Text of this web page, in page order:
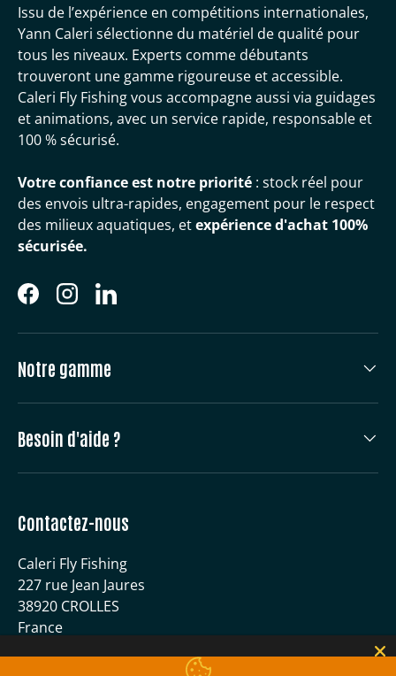
Issu de l’expérience en compétitions internationales,
Yann Caleri sélectionne du matériel de qualité pour
tous les niveaux. Experts comme débutants
trouveront une gamme rigoureuse et accessible.
Caleri Fly Fishing vous accompagne aussi via guidages
et animations, avec un service rapide, responsable et
100 % sécurisé.
Votre confiance est notre priorité : stock réel pour
des envois ultra-rapides, engagement pour le respect
des milieux aquatiques, etexpérience d'achat 100%
sécurisée.
FacebookInstagramLinkedIn
Notre gamme
Besoin d'aide ?
Contactez-nous
Caleri Fly Fishing
227 rue Jean Jaures
38920 CROLLES
France